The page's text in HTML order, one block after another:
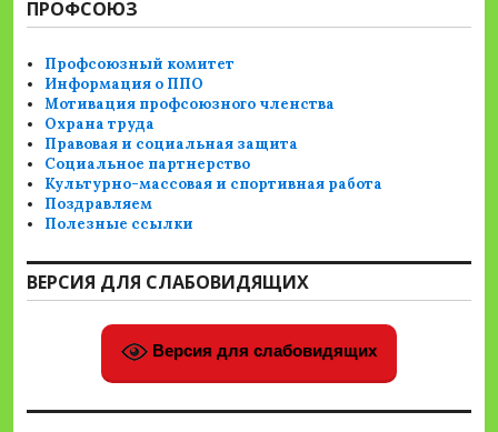
ПРОФСОЮЗ
Профсоюзный комитет
Информация о ППО
Мотивация профсоюзного членства
Охрана труда
Правовая и социальная защита
Социальное партнерство
Культурно-массовая и спортивная работа
Поздравляем
Полезные ссылки
ВЕРСИЯ ДЛЯ СЛАБОВИДЯЩИХ
Версия для слабовидящих